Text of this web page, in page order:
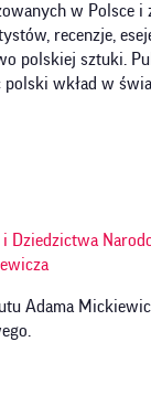
w Polsce i
recenzje,
polskiej sztuki.
polski wkład w
Dziedzictwa
Adama